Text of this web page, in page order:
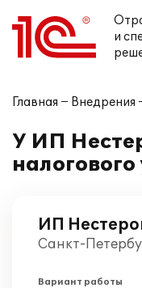
и
Главная Внедрения
У ИП
ИП
Санкт-
Вариант работы